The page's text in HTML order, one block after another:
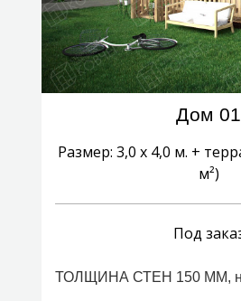
Дом 01
Размер: 3,0 х 4,0 м. +
м²)
Под